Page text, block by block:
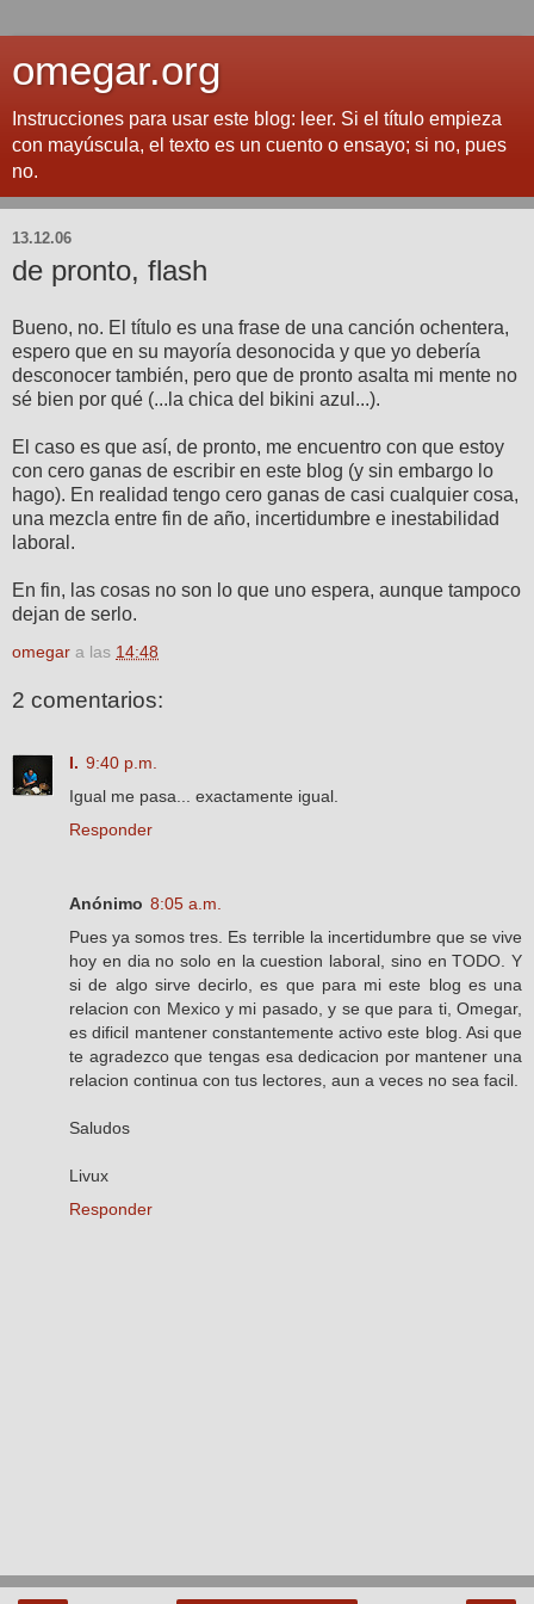
omegar.org
Instrucciones para usar este blog: leer. Si el título empieza
con mayúscula, el texto es un cuento o ensayo; si no, pues
no.
13.12.06
de pronto, flash
Bueno, no. El título es una frase de una canción ochentera,
espero que en su mayoría desonocida y que yo debería
desconocer también, pero que de pronto asalta mi mente no
sé bien por qué (...la chica del bikini azul...).
El caso es que así, de pronto, me encuentro con que estoy
con cero ganas de escribir en este blog (y sin embargo lo
hago). En realidad tengo cero ganas de casi cualquier cosa,
una mezcla entre fin de año, incertidumbre e inestabilidad
laboral.
En fin, las cosas no son lo que uno espera, aunque tampoco
dejan de serlo.
omegar a las 14:48
2 comentarios:
I. 9:40 p.m.
Igual me pasa... exactamente igual.
Responder
Anónimo 8:05 a.m.
Pues ya somos tres. Es terrible la incertidumbre que se vive
hoy en dia no solo en la cuestion laboral, sino en TODO. Y
si de algo sirve decirlo, es que para mi este blog es una
relacion con Mexico y mi pasado, y se que para ti, Omegar,
es dificil mantener constantemente activo este blog. Asi que
te agradezco que tengas esa dedicacion por mantener una
relacion continua con tus lectores, aun a veces no sea facil.
Saludos
Livux
Responder